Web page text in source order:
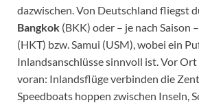
dazwischen. Von Deutschland fliegst
Bangkok (BKK) oder – je nach Saison
(HKT) bzw. Samui (USM), wobei ein
Inlandsanschlüsse sinnvoll ist. Vor
voran: Inlandsflüge verbinden die
Speedboats hoppen zwischen Inseln,